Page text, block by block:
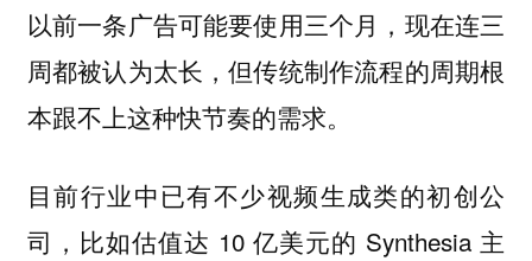
以前一条广告可能要使用三个月，现在连三
周都被认为太长，但传统制作流程的周期根
本跟不上这种快节奏的需求。
目前行业中已有不少视频生成类的初创公
司，比如估值达 10 亿美元的 Synthesia 主